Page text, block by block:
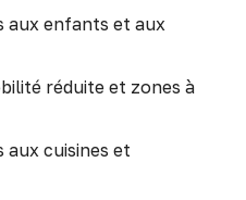
aux enfants et aux
réduite et zones à
aux cuisines et